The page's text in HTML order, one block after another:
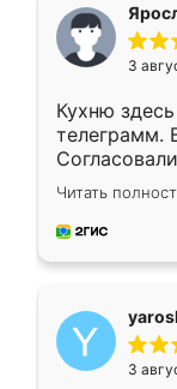
3
Кухню
телеграмм.
недели
довольны
мебель за
Читать
3